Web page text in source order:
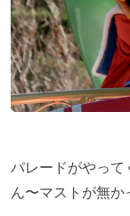
パレードがやっ
ん〜マストが無か